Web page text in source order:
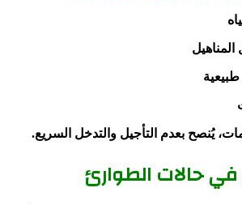
يُنصح بعدم التأجيل والتدخل السريع.
في حالات الطوارئ